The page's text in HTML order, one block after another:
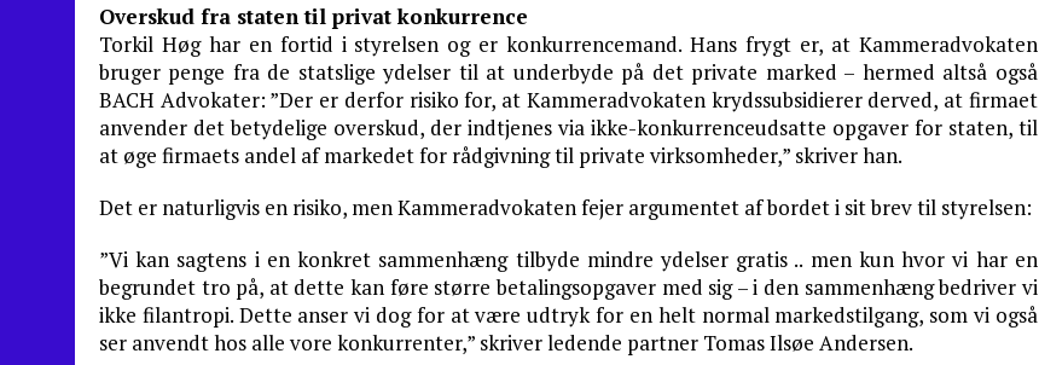
Overskud fra staten til privat konkurrence
Torkil Høg har en fortid i styrelsen og er konkurrencemand. Hans frygt er, at Kammeradvokaten
bruger penge fra de statslige ydelser til at underbyde på det private marked – hermed altså også
BACH Advokater: ”Der er derfor risiko for, at Kammeradvokaten krydssubsidierer derved, at firmaet
anvender det betydelige overskud, der indtjenes via ikke-konkurrenceudsatte opgaver for staten, til
at øge firmaets andel af markedet for rådgivning til private virksomheder,” skriver han.
Det er naturligvis en risiko, men Kammeradvokaten fejer argumentet af bordet i sit brev til styrelsen:
”Vi kan sagtens i en konkret sammenhæng tilbyde mindre ydelser gratis .. men kun hvor vi har en
begrundet tro på, at dette kan føre større betalingsopgaver med sig – i den sammenhæng bedriver vi
ikke filantropi. Dette anser vi dog for at være udtryk for en helt normal markedstilgang, som vi også
ser anvendt hos alle vore konkurrenter,” skriver ledende partner Tomas Ilsøe Andersen.